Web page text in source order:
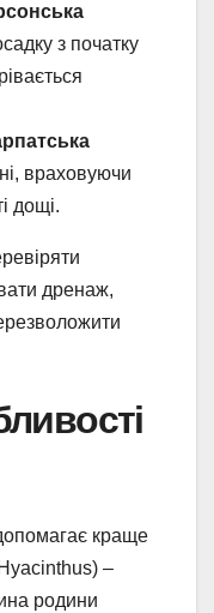
з початку
враховуючи
дощі.
дренаж,
допомагає краще
–
родини